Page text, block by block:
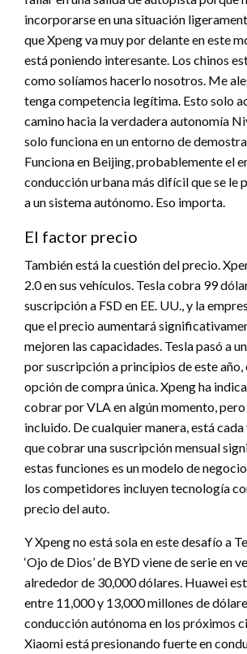
incorporarse en una situación
que Xpeng va muy por delante en este
está poniendo interesante. Los chinos
como solíamos hacerlo nosotros. Me
tenga competencia legítima. Esto solo
camino hacia la verdadera autonomía
solo funciona en un entorno de
Funciona en Beijing, probablemente el
conducción urbana más difícil que se le
a un sistema autónomo. Eso importa.
El factor precio
También está la cuestión del precio.
2.0 en sus vehículos. Tesla cobra 99
suscripción a FSD en EE. UU., y la
que el precio aumentará
mejoren las capacidades. Tesla pasó a
por suscripción a principios de este año,
opción de compra única. Xpeng ha
cobrar por VLA en algún momento,
incluido. De cualquier manera, está
que cobrar una suscripción mensual
estas funciones es un modelo de
los competidores incluyen tecnología
precio del auto.
Y Xpeng no está sola en este desafío a
‘Ojo de Dios’ de BYD viene de serie en
alrededor de 30,000 dólares. Huawei
entre 11,000 y 13,000 millones de
conducción autónoma en los próximos
Xiaomi está presionando fuerte en